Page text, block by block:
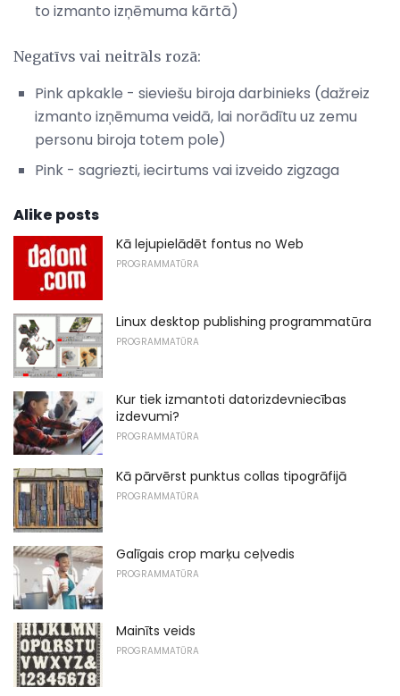
to izmanto izņēmuma kārtā)
Negatīvs vai neitrāls rozā:
Pink apkakle - sieviešu biroja darbinieks (dažreiz
izmanto izņēmuma veidā, lai norādītu uz zemu
personu biroja totem pole)
Pink - sagriezti, iecirtums vai izveido zigzaga
Alike posts
Kā lejupielādēt fontus no Web
PROGRAMMATŪRA
Linux desktop publishing programmatūra
PROGRAMMATŪRA
Kur tiek izmantoti datorizdevniecības
izdevumi?
PROGRAMMATŪRA
Kā pārvērst punktus collas tipogrāfijā
PROGRAMMATŪRA
Galīgais crop marķu ceļvedis
PROGRAMMATŪRA
Mainīts veids
PROGRAMMATŪRA